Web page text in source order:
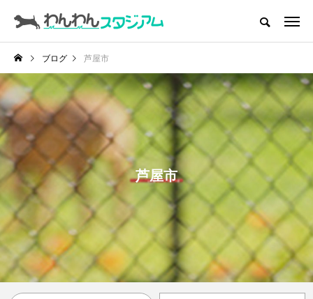
CATEGORY
ドッグラン
ドッグカフェ
愛犬とおでかけ (公園･施設etc)
愛犬と旅行
トリミングサロン
動物病院
コラム
ブログ 芦屋市
インデックス
芦屋市